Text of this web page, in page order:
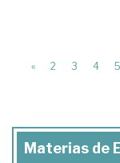
« 2 3 4 5
Materias de